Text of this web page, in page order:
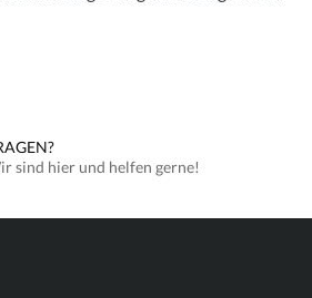
sind hier und helfen gerne!